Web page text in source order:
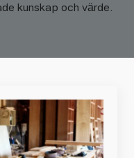
kunskap och värde.